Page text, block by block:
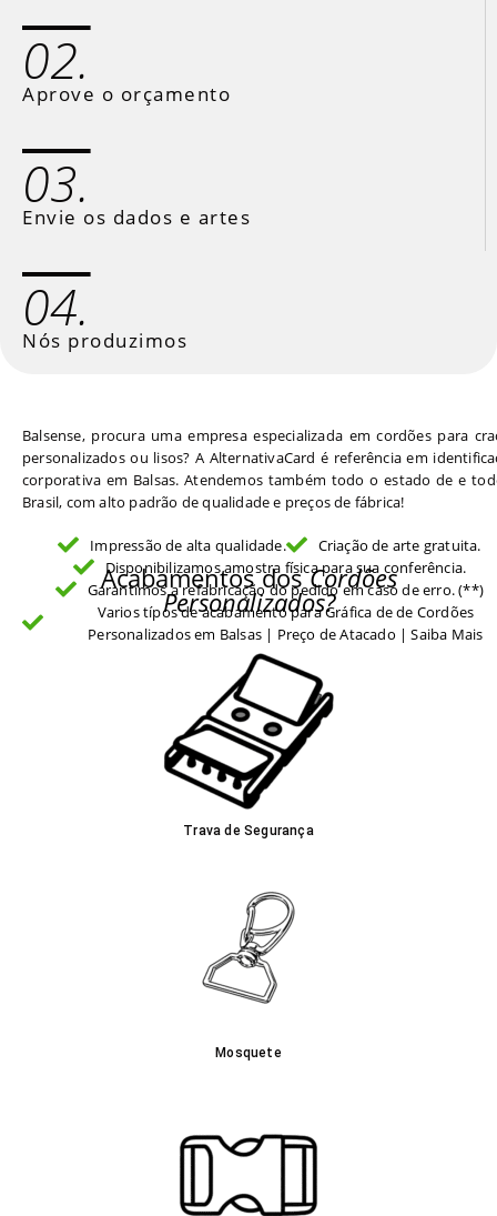
02.
Aprove o orçamento
03.
Envie os dados e artes
04.
Nós produzimos
Balsense, procura uma empresa especializada em cordões para
personalizados ou lisos? A AlternativaCard é referência em
corporativa em Balsas. Atendemos também todo o estado de e
Brasil, com alto padrão de qualidade e preços de fábrica!
Impressão de alta qualidade.
Criação de arte gratuita.
Disponibilizamos amostra física para sua conferência.
Garantimos a refabricação do pedido em caso de erro. (**)
Varios típos de acabamento para Gráfica de de Cordões
Personalizados em Balsas | Preço de Atacado | Saiba Mais
Acabamentos dosCordões
Personalizados?
Trava de Segurança
Mosquete